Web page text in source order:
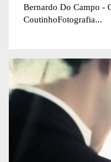
Bernardo Do Campo -
CoutinhoFotografia...